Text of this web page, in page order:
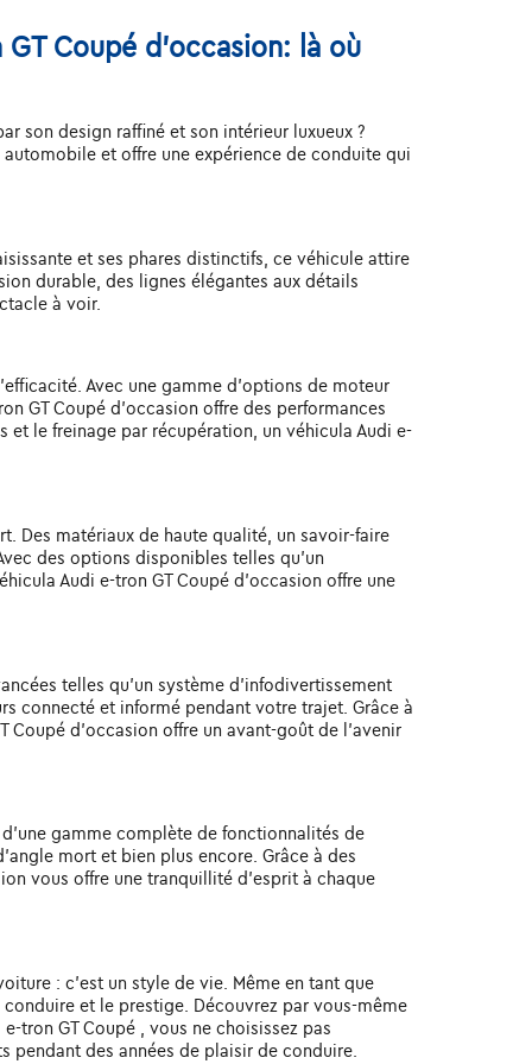
Coupé d'occasion: là où
son design raffiné et son intérieur luxueux ?
et offre une expérience de conduite qui
et ses phares distinctifs, ce véhicule attire
durable, des lignes élégantes aux détails
à voir.
Avec une gamme d'options de moteur
GT Coupé d'occasion offre des performances
le freinage par récupération, un véhicula Audi e-
Des matériaux de haute qualité, un savoir-faire
des options disponibles telles qu'un
Audi e-tron GT Coupé d'occasion offre une
telles qu'un système d'infodivertissement
connecté et informé pendant votre trajet. Grâce à
Coupé d'occasion offre un avant-goût de l'avenir
gamme complète de fonctionnalités de
mort et bien plus encore. Grâce à des
vous offre une tranquillité d'esprit à chaque
: c'est un style de vie. Même en tant que
et le prestige. Découvrez par vous-même
tron GT Coupé , vous ne choisissez pas
des années de plaisir de conduire.